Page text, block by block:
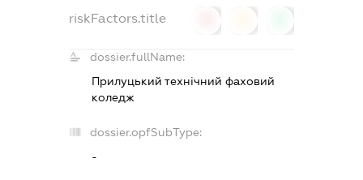
riskFactors.title
dossier.fullName:
Прилуцький технічний фаховий
коледж
dossier.opfSubType:
-